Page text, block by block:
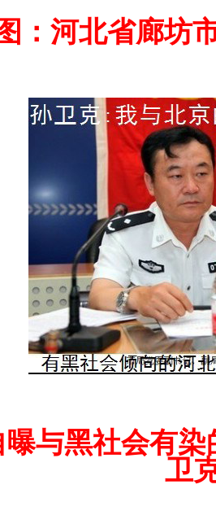
：河北省廊坊
曝与黑社会有
卫